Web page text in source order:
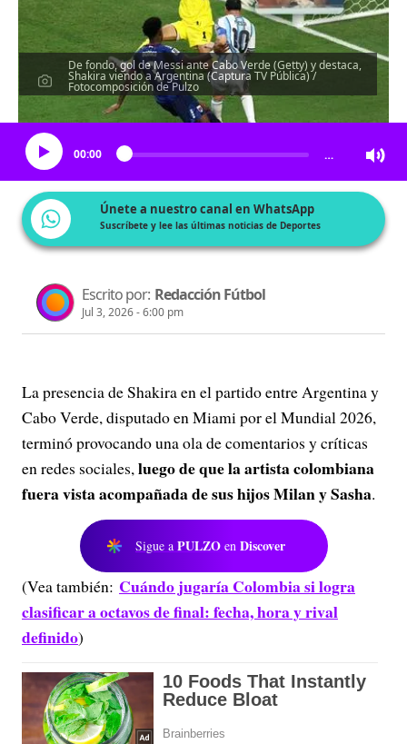
De fondo, gol de Messi ante Cabo Verde (Getty) y destaca,
Shakira viendo a Argentina (Captura TV Pública) /
Fotocomposición de Pulzo
Escucha el artículo
00:00 …
Únete a nuestro canal en WhatsApp
Suscríbete y lee las últimas noticias de Deportes
Escrito por: Redacción Fútbol
Jul 3, 2026 - 6:00 pm
La presencia de Shakira en el partido entre Argentina y
Cabo Verde, disputado en Miami por el Mundial 2026,
terminó provocando una ola de comentarios y críticas
en redes sociales,luego de que la artista colombiana
fuera vista acompañada de sus hijos Milan y Sasha.
Sigue a PULZO en Discover
(Vea también: Cuándo jugaría Colombia si logra
clasificar a octavos de final: fecha, hora y rival
definido)